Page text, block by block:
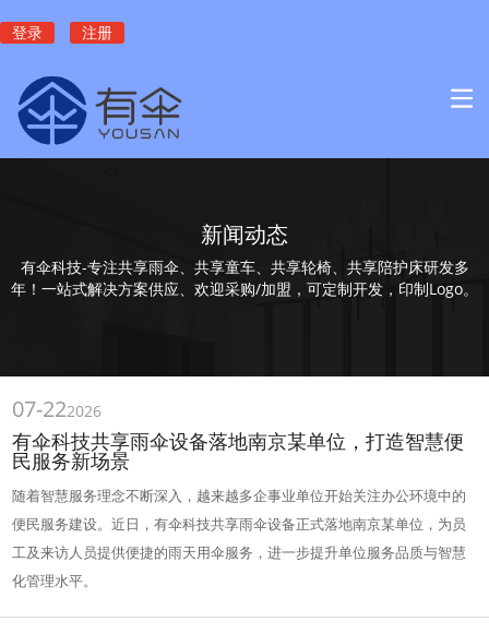
登录 注册
新闻动态
有伞科技-专注共享雨伞、共享童车、共享轮椅、共享陪护床研发多
年！一站式解决方案供应、欢迎采购/加盟，可定制开发，印制Logo。
07-222026
有伞科技共享雨伞设备落地南京某单位，打造智慧便
民服务新场景
随着智慧服务理念不断深入，越来越多企事业单位开始关注办公环境中的
便民服务建设。近日，有伞科技共享雨伞设备正式落地南京某单位，为员
工及来访人员提供便捷的雨天用伞服务，进一步提升单位服务品质与智慧
化管理水平。